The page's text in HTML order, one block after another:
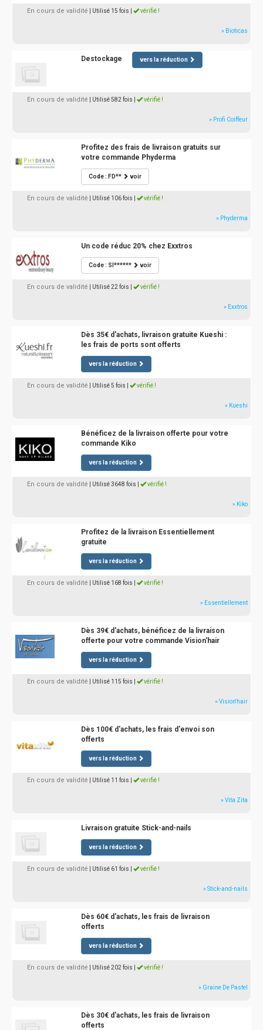
En cours de validité | Utilisé 15 fois vérifié !
» Bioticas
Destockage vers la réduction
En cours de validité | Utilisé 582 fois vérifié !
» Profi Coiffeur
Profitez des frais de livraison gratuits sur
votre commande Phyderma
Code : FD** voir
En cours de validité | Utilisé 106 fois vérifié !
» Phyderma
Un code réduc 20% chez Exxtros
Code : SI****** voir
En cours de validité | Utilisé 22 fois vérifié !
» Exxtros
Dès 35€ d'achats, livraison gratuite Kueshi :
les frais de ports sont offerts
vers la réduction
En cours de validité | Utilisé 5 fois vérifié !
» Kueshi
Bénéficez de la livraison offerte pour votre
commande Kiko
vers la réduction
En cours de validité | Utilisé 3648 fois vérifié !
» Kiko
Profitez de la livraison Essentiellement
gratuite
vers la réduction
En cours de validité | Utilisé 168 fois vérifié !
» Essentiellement
Dès 39€ d'achats, bénéficez de la livraison
offerte pour votre commande Vision'hair
vers la réduction
En cours de validité | Utilisé 115 fois vérifié !
» Vision'hair
Dès 100€ d'achats, les frais d'envoi son
offerts
vers la réduction
En cours de validité | Utilisé 11 fois vérifié !
» Vita Zita
Livraison gratuite Stick-and-nails
vers la réduction
En cours de validité | Utilisé 61 fois vérifié !
» Stick-and-nails
Dès 60€ d'achats, les frais de livraison
offerts
vers la réduction
En cours de validité | Utilisé 202 fois vérifié !
» Graine De Pastel
Dès 30€ d'achats, les frais de livraison
offerts